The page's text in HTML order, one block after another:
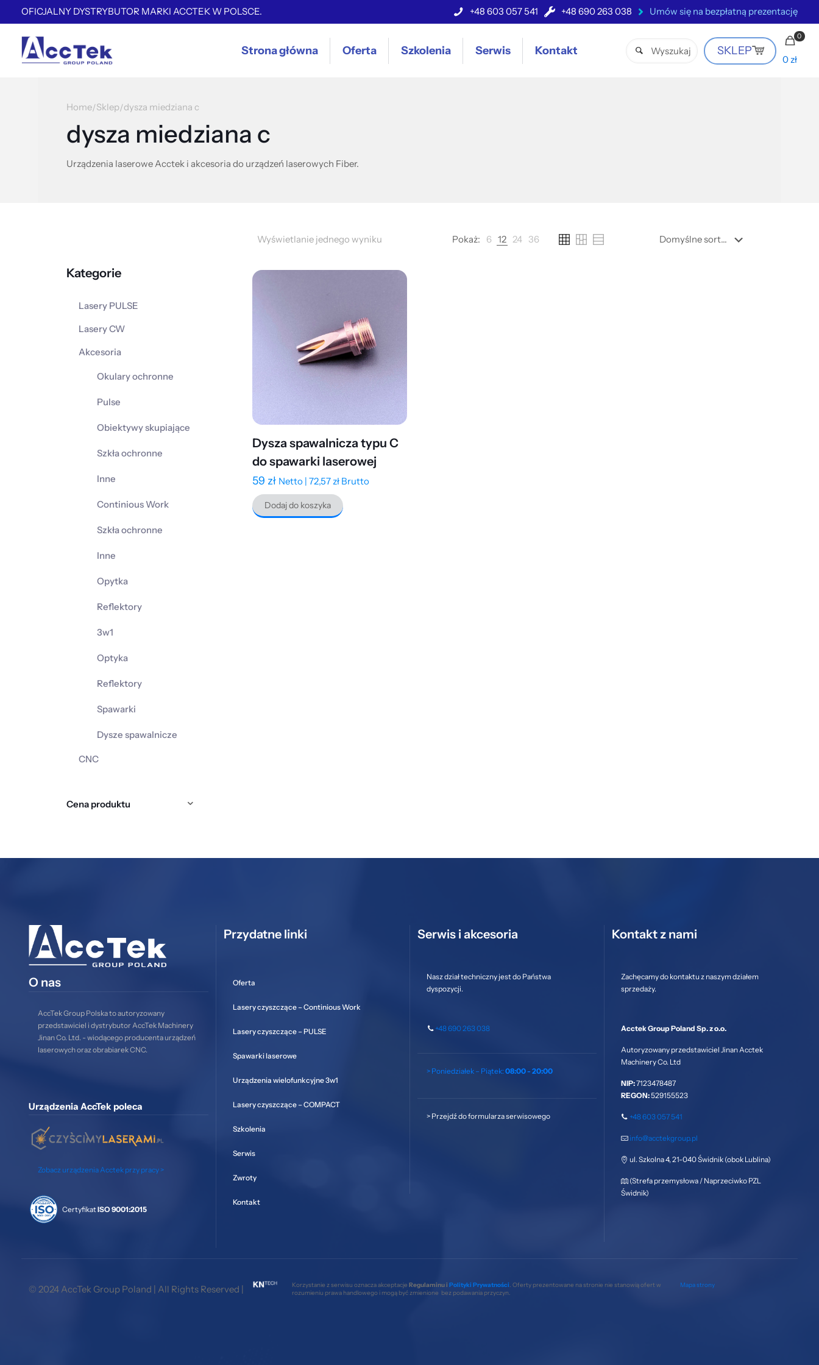
OFICJALNY DYSTRYBUTOR MARKI ACCTEK W POLSCE. +48 603 057 541 +48 690 263 038 Umów się na bezpłatną prezentację
Strona główna Oferta Szkolenia Serwis Kontakt SKLEP
0
0 zł
Home/Sklep/dysza miedziana c
dysza miedziana c
Urządzenia laserowe Acctek i akcesoria do urządzeń laserowych Fiber.
Kategorie
Lasery PULSE
Lasery CW
Akcesoria
Okulary ochronne
Pulse
Obiektywy skupiające
Szkła ochronne
Inne
Continious Work
Szkła ochronne
Inne
Opytka
Reflektory
3w1
Optyka
Reflektory
Spawarki
Dysze spawalnicze
CNC
Cena produktu
Wyświetlanie jednego wyniku Pokaż: 6 12 24 36
Dysza spawalnicza typu C
do spawarki laserowej
59 zł Netto | 72,57 zł Brutto
Dodaj do koszyka
O nas
AccTek Group Polska to autoryzowany
przedstawiciel i dystrybutor AccTek Machinery
Jinan Co. Ltd. - wiodącego producenta urządzeń
laserowych oraz obrabiarek CNC.
Urządzenia AccTek poleca
Zobacz urządzenia Acctek przy pracy >
CertyfikatISO 9001:2015
Przydatne linki
Oferta
Lasery czyszczące – Continious Work
Lasery czyszczące – PULSE
Spawarki laserowe
Urządzenia wielofunkcyjne 3w1
Lasery czyszczące – COMPACT
Szkolenia
Serwis
Zwroty
Kontakt
Serwis i akcesoria
Nasz dział techniczny jest do Państwa
dyspozycji.
+48 690 263 038
> Poniedziałek – Piątek: 08:00 - 20:00
> Przejdź do formularza serwisowego
Kontakt z nami
Zachęcamy do kontaktu z naszym działem
sprzedaży.
Acctek Group Poland Sp. z o.o.
Autoryzowany przedstawiciel Jinan Acctek
Machinery Co. Ltd
NIP:7123478487
REGON:529155523
+48 603 057 541
info@acctekgroup.pl
ul. Szkolna 4, 21-040 Świdnik (obok Lublina)
(Strefa przemysłowa / Naprzeciwko PZL
Świdnik)
© 2024 AccTek Group Poland | All Rights Reserved | Korzystanie z serwisu oznacza akceptacje Regulaminu i Polityki Prywatności. Oferty prezentowane na stronie nie stanowią ofert w
rozumieniu prawa handlowego i mogą być zmienione bez podawania przyczyn.
Mapa strony